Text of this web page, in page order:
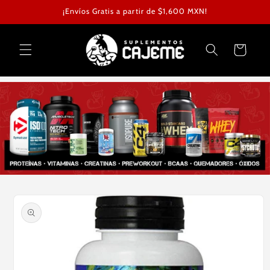
directamente
al contenido
¡Envíos Gratis a partir de $1,600 MXN!
Carrito
a la
información
del producto